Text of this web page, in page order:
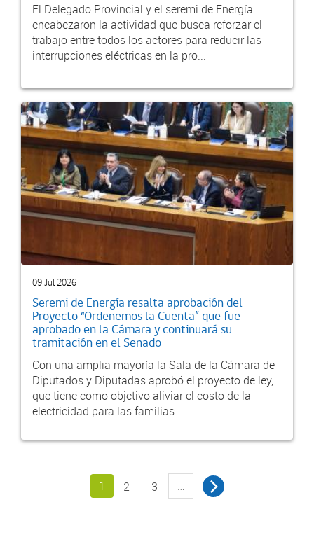
El Delegado Provincial y el seremi de Energía
encabezaron la actividad que busca reforzar el
trabajo entre todos los actores para reducir las
interrupciones eléctricas en la pro...
09 Jul 2026
Seremi de Energía resalta aprobación del
Proyecto “Ordenemos la Cuenta” que fue
aprobado en la Cámara y continuará su
tramitación en el Senado
Con una amplia mayoría la Sala de la Cámara de
Diputados y Diputadas aprobó el proyecto de ley,
que tiene como objetivo aliviar el costo de la
electricidad para las familias....
1 2 3 …